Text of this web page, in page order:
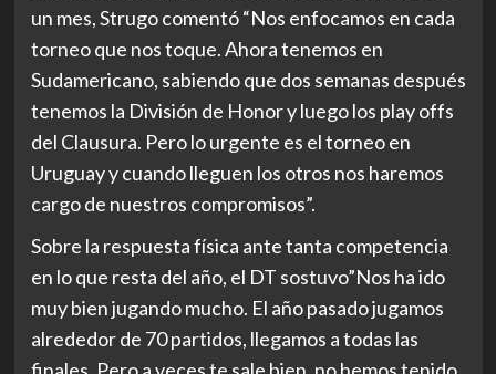
un mes, Strugo comentó “Nos enfocamos en cada
torneo que nos toque. Ahora tenemos en
Sudamericano, sabiendo que dos semanas después
tenemos la División de Honor y luego los play offs
del Clausura. Pero lo urgente es el torneo en
Uruguay y cuando lleguen los otros nos haremos
cargo de nuestros compromisos”.
Sobre la respuesta física ante tanta competencia
en lo que resta del año, el DT sostuvo”Nos ha ido
muy bien jugando mucho. El año pasado jugamos
alrededor de 70 partidos, llegamos a todas las